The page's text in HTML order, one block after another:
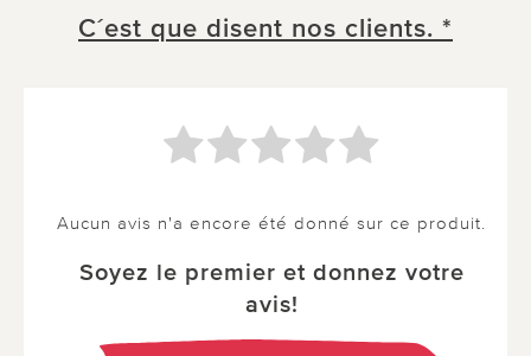
C´est que disent nos clients. *
Aucun avis n'a encore été donné sur ce produit.
Soyez le premier et donnez votre
avis!